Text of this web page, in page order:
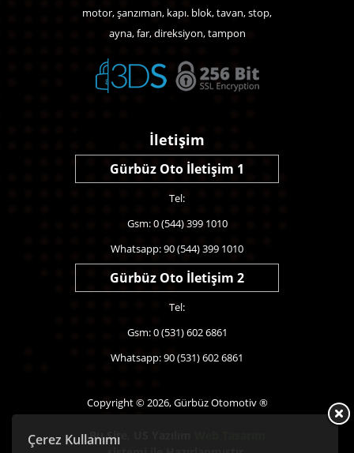
Çerez Kullanımı
motor, şanzıman, kapı. blok, tavan, stop,
ayna, far, direksiyon, tampon
İletişim
Gürbüz Oto İletişim 1
Tel:
Gsm: 0 (544) 399 1010
Whatsapp: 90 (544) 399 1010
Gürbüz Oto İletişim 2
Tel:
Gsm: 0 (531) 602 6861
Whatsapp: 90 (531) 602 6861
Copyright © 2026, Gürbüz Otomotiv ®
Bu Site,